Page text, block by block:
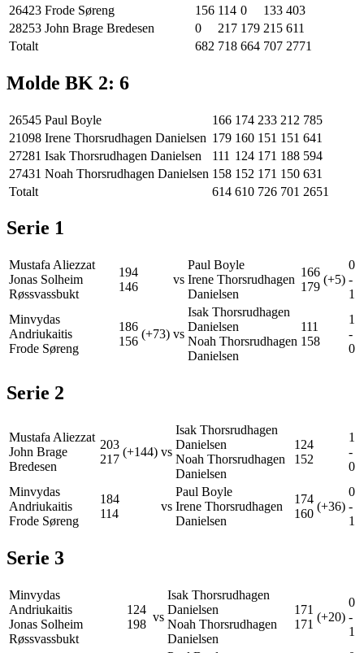
26423 Frode Søreng 156 114 0 133 403
28253 John Brage Bredesen 0 217 179 215 611
Totalt
682 718 664 707 2771
Molde BK 2: 6
26545 Paul Boyle 166 174 233 212 785
21098 Irene Thorsrudhagen Danielsen 179 160 151 151 641
27281 Isak Thorsrudhagen Danielsen 111 124 171 188 594
27431 Noah Thorsrudhagen Danielsen 158 152 171 150 631
Totalt
614 610 726 701 2651
Serie 1
Mustafa Aliezzat
Jonas Solheim
Røssvassbukt
194
146
vs
Paul Boyle
Irene Thorsrudhagen
Danielsen
166
179
(+5)
0
-
1
Minvydas
Andriukaitis
Frode Søreng
186
156
(+73) vs
Isak Thorsrudhagen
Danielsen
Noah Thorsrudhagen
Danielsen
111
158
1
-
0
Serie 2
Mustafa Aliezzat
John Brage
Bredesen
203
217
(+144) vs
Isak Thorsrudhagen
Danielsen
Noah Thorsrudhagen
Danielsen
124
152
1
-
0
Minvydas
Andriukaitis
Frode Søreng
184
114
vs
Paul Boyle
Irene Thorsrudhagen
Danielsen
174
160
(+36)
0
-
1
Serie 3
Minvydas
Andriukaitis
Jonas Solheim
Røssvassbukt
124
198
vs
Isak Thorsrudhagen
Danielsen
Noah Thorsrudhagen
Danielsen
171
171
(+20)
0
-
1